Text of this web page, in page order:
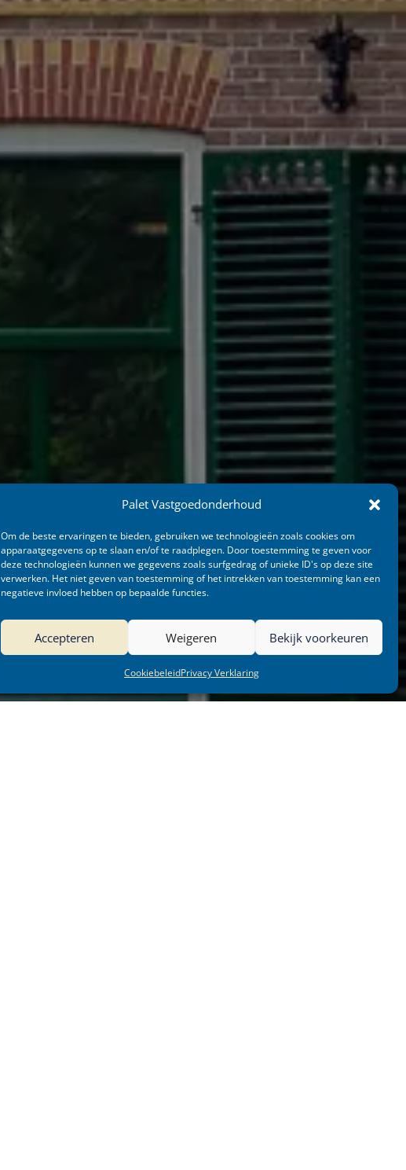
Palet Vastgoedonderhoud
Om de beste ervaringen te bieden, gebruiken we technologieën zoals cookies om
apparaatgegevens op te slaan en/of te raadplegen. Door toestemming te geven voor
deze technologieën kunnen we gegevens zoals surfgedrag of unieke ID's op deze site
verwerken. Het niet geven van toestemming of het intrekken van toestemming kan een
negatieve invloed hebben op bepaalde functies.
Accepteren Weigeren Bekijk voorkeuren
CookiebeleidPrivacy Verklaring